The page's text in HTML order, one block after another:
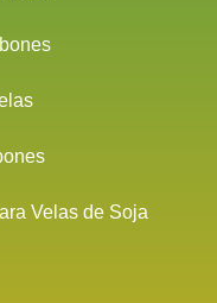
Velas de Soja